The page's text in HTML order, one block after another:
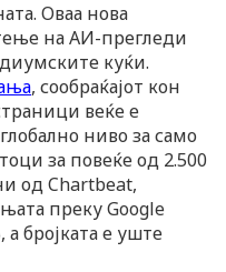
Оваа нова
на АИ-прегледи
куќи.
, сообраќајот кон
веќе е
ниво за само
за повеќе од 2.500
од Chartbeat,
преку Google
а бројката е уште